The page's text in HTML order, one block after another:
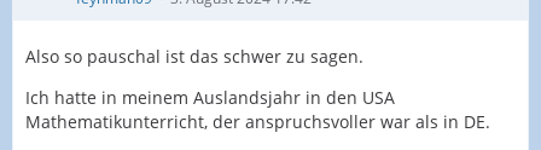
Also so pauschal ist das schwer zu sagen.
Ich hatte in meinem Auslandsjahr in den USA
Mathematikunterricht, der anspruchsvoller war als in DE.